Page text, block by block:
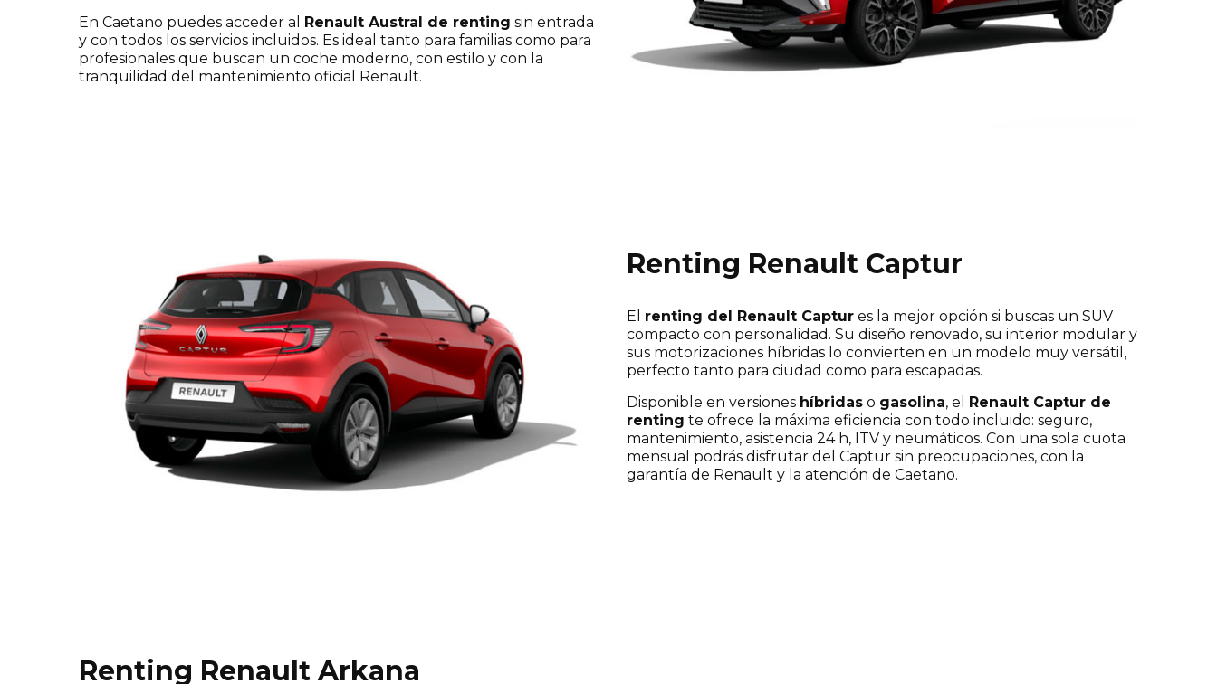
En Caetano puedes acceder al Renault Austral de renting sin entrada
y con todos los servicios incluidos. Es ideal tanto para familias como para
profesionales que buscan un coche moderno, con estilo y con la
tranquilidad del mantenimiento oficial Renault.
Renting Renault Captur
El renting del Renault Captur es la mejor opción si buscas un SUV
compacto con personalidad. Su diseño renovado, su interior modular y
sus motorizaciones híbridas lo convierten en un modelo muy versátil,
perfecto tanto para ciudad como para escapadas.
Disponible en versiones híbridas o gasolina, el Renault Captur de
renting te ofrece la máxima eficiencia con todo incluido: seguro,
mantenimiento, asistencia 24 h, ITV y neumáticos. Con una sola cuota
mensual podrás disfrutar del Captur sin preocupaciones, con la
garantía de Renault y la atención de Caetano.
Renting Renault Arkana